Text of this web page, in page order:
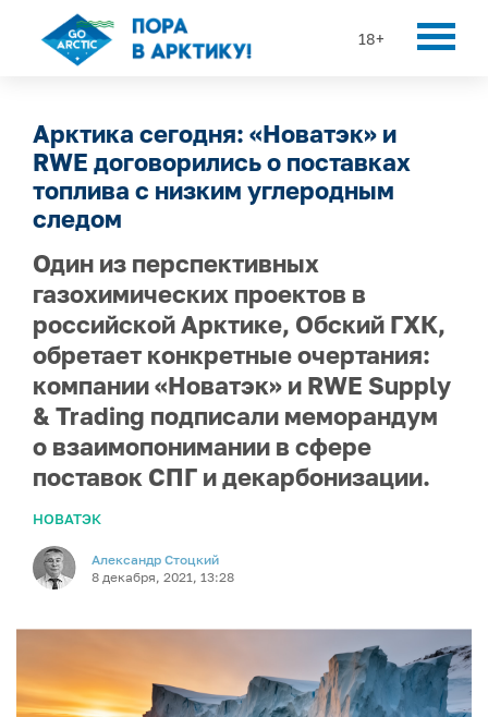
18+
Арктика сегодня: «Новатэк» и
RWE договорились о поставках
топлива с низким углеродным
следом
Один из перспективных
газохимических проектов в
российской Арктике, Обский ГХК,
обретает конкретные очертания:
компании «Новатэк» и RWE Supply
& Trading подписали меморандум
о взаимопонимании в сфере
поставок СПГ и декарбонизации.
НОВАТЭК
Александр Стоцкий
8 декабря, 2021, 13:28